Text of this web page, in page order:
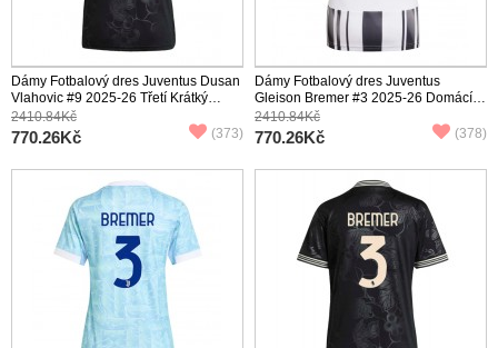
Dámy Fotbalový dres Juventus Dusan
Vlahovic #9 2025-26 Třetí Krátký
Rukáv
2410.84Kč
770.26Kč (373)
Dámy Fotbalový dres Juventus
Gleison Bremer #3 2025-26 Domácí
Krátký Rukáv
2410.84Kč
770.26Kč (378)